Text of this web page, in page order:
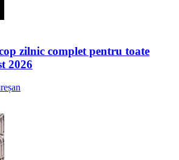
zilnic complet pentru toate
2026